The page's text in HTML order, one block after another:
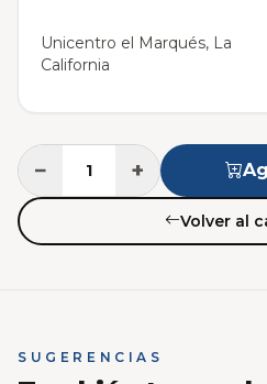
Unicentro el Marqués, La
California
− +
Volver al
SUGERENCIAS